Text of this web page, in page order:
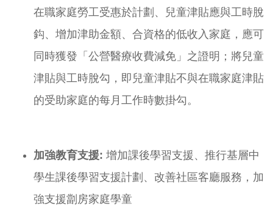
在職家庭勞工受惠於計劃、兒童津貼應與工時脫
鈎、增加津助金額、合資格的低收入家庭，應可
同時獲發「公營醫療收費減免」之證明；將兒童
津貼與工時脫勾，即兒童津貼不與在職家庭津貼
的受助家庭的每月工作時數掛勾。
加強教育支援: 增加課後學習支援、推行基層中
學生課後學習支援計劃、改善社區客廳服務，加
強支援劏房家庭學童